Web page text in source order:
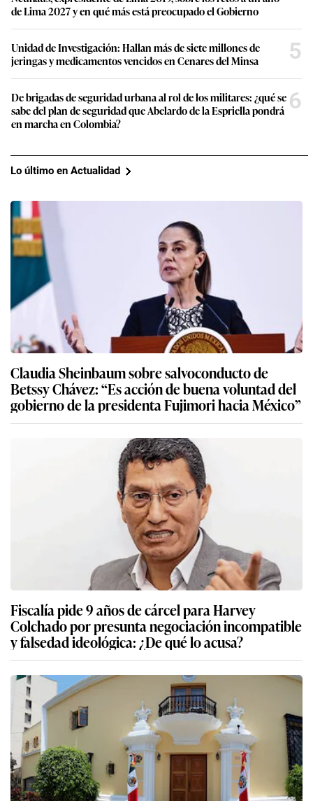
de Lima 2027 y en qué más está preocupado el Gobierno
Unidad de Investigación: Hallan más de siete millones de
jeringas y medicamentos vencidos en Cenares del Minsa
5
De brigadas de seguridad urbana al rol de los militares: ¿qué se
sabe del plan de seguridad que Abelardo de la Espriella pondrá
en marcha en Colombia?
6
Lo último en Actualidad
Claudia Sheinbaum sobre salvoconducto de
Betssy Chávez: “Es acción de buena voluntad del
gobierno de la presidenta Fujimori hacia México”
Fiscalía pide 9 años de cárcel para Harvey
Colchado por presunta negociación incompatible
y falsedad ideológica: ¿De qué lo acusa?